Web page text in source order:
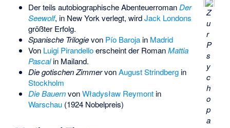
Z
u
r
P
s
y
c
h
o
p
a
Der teils autobiographische AbenteuerromanDer
Seewolf, in New York verlegt, wirdJack Londons
größter Erfolg.
Spanische Trilogievon Pío Barojain Madrid
Von Luigi Pirandelloerscheint der RomanMattia
Pascalin Mailand.
Die gotischen ZimmervonAugust Strindbergin
Stockholm
Die BauernvonWładysław Reymontin
Warschau(1924 Nobelpreis)